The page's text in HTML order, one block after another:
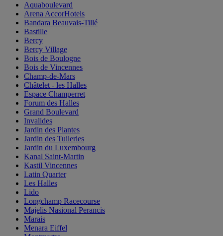
Aquaboulevard
Arena AccorHotels
Bandara Beauvais-Tillé
Bastille
Bercy
Bercy Village
Bois de Boulogne
Bois de Vincennes
Champ-de-Mars
Châtelet - les Halles
Espace Champerret
Forum des Halles
Grand Boulevard
Invalides
Jardin des Plantes
Jardin des Tuileries
Jardin du Luxembourg
Kanal Saint-Martin
Kastil Vincennes
Latin Quarter
Les Halles
Lido
Longchamp Racecourse
Majelis Nasional Perancis
Marais
Menara Eiffel